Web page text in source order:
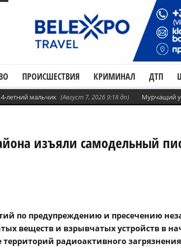
ПРОИСШЕСТВИЯ КРИМИНАЛ ДТП
летний мальчик (Август 7, 2026 9:18 дп) Мурчащий
изъяли самодельный
по предупреждению и пресечению
веществ и взрывчатых устройств в
радиоактивного